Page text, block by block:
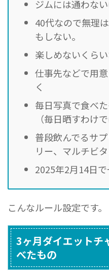
ジムには通わな
40代なので無理
もしない。
楽しめないくら
仕事先などで用
く
毎日写真で食べ
（毎日晒すわけで
普段飲んでるサ
リー、マルチビ
2025年2月14日
こんなルール設定です。
3ヶ月ダイエットチ
べたもの